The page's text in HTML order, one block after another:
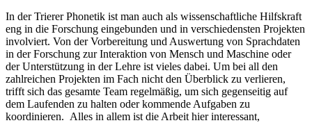
In der Trierer Phonetik ist man auch als wissenschaftliche Hilfskraft
eng in die Forschung eingebunden und in verschiedensten Projekten
involviert. Von der Vorbereitung und Auswertung von Sprachdaten
in der Forschung zur Interaktion von Mensch und Maschine oder
der Unterstützung in der Lehre ist vieles dabei. Um bei all den
zahlreichen Projekten im Fach nicht den Überblick zu verlieren,
trifft sich das gesamte Team regelmäßig, um sich gegenseitig auf
dem Laufenden zu halten oder kommende Aufgaben zu
koordinieren. Alles in allem ist die Arbeit hier interessant,